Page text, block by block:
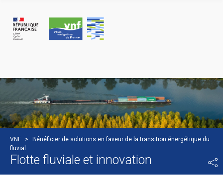
VNF >
Bénéficier de solutions en faveur de la transition énergétique du
fluvial
Flotte fluviale et innovation